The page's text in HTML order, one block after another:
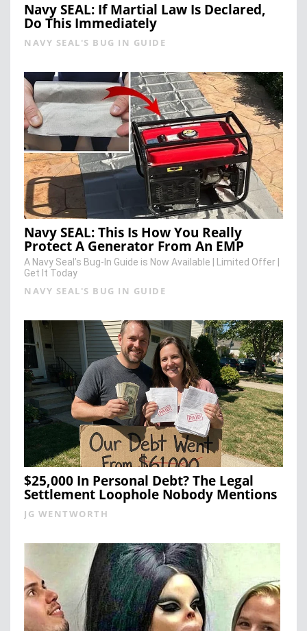
Navy SEAL: If Martial Law Is Declared,
Do This Immediately
NAVY SEAL'S BUG IN GUIDE
Navy SEAL: This Is How You Really
Protect A Generator From An EMP
A Navy Seal’s Bug-In Guide is Now Available | Limited Offer |
Get It Today
NAVY SEAL'S BUG IN GUIDE
$25,000 In Personal Debt? The Legal
Settlement Loophole Nobody Mentions
JG WENTWORTH